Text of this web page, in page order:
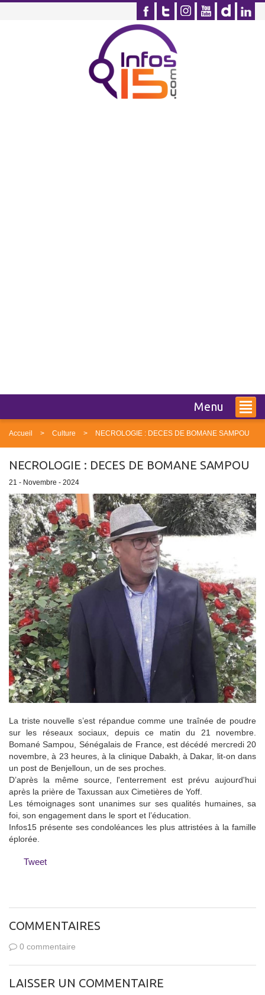
Menu
Accueil Culture NECROLOGIE : DECES DE BOMANE SAMPOU
NECROLOGIE : DECES DE BOMANE SAMPOU
21 - Novembre - 2024
La triste nouvelle s’est répandue comme une traînée de poudre
sur les réseaux sociaux, depuis ce matin du 21 novembre.
Bomané Sampou, Sénégalais de France, est décédé mercredi 20
novembre, à 23 heures, à la clinique Dabakh, à Dakar, lit-on dans
un post de Benjelloun, un de ses proches.
D’après la même source, l'enterrement est prévu aujourd'hui
après la prière de Taxussan aux Cimetières de Yoff.
Les témoignages sont unanimes sur ses qualités humaines, sa
foi, son engagement dans le sport et l’éducation.
Infos15 présente ses condoléances les plus attristées à la famille
éplorée.
Tweet
COMMENTAIRES
0 commentaire
LAISSER UN COMMENTAIRE